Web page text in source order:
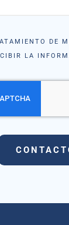
DE
LA